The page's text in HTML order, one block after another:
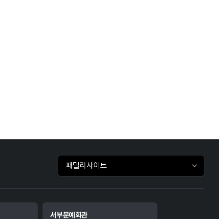
패밀리사이트 바로가기
서부문예회관